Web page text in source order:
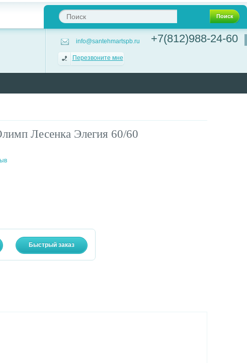
Поиск
info@santehmartspb.ru
Перезвоните мне
+7(812)988-24-60
Лесенка Элегия 60/60